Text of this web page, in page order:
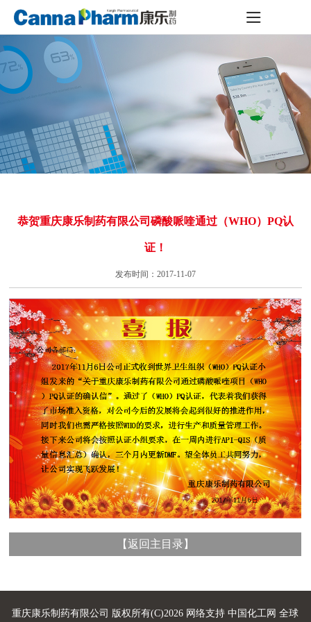
恭贺重庆康乐制药有限公司磷酸哌喹通过（WHO）PQ认
证！
发布时间：2017-11-07
【返回主目录 】
重庆康乐制药有限公司 版权所有(C)2026 网络支持中国化工网 全球